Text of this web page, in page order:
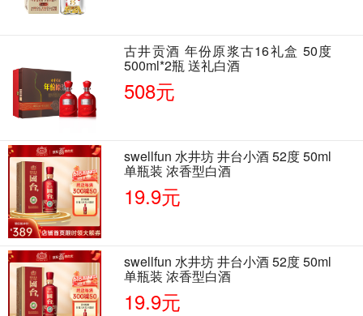
古井贡酒 年份原浆古16礼盒 50度
500ml*2瓶 送礼白酒
508元
swellfun 水井坊 井台小酒 52度 50ml
单瓶装 浓香型白酒
19.9元
swellfun 水井坊 井台小酒 52度 50ml
单瓶装 浓香型白酒
19.9元